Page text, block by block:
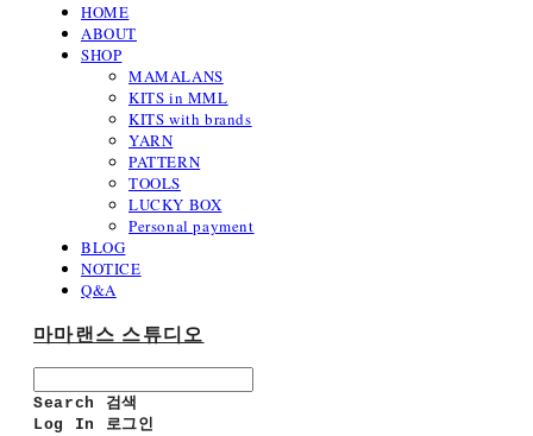
HOME
ABOUT
SHOP
MAMALANS
KITS in MML
KITS with brands
YARN
PATTERN
TOOLS
LUCKY BOX
Personal payment
BLOG
NOTICE
Q&A
마마랜스 스튜디오
Search
검색
Log In
로그인